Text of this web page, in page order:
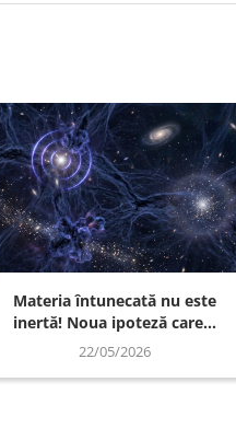
Materia întunecată nu este
inertă! Noua ipoteză care...
22/05/2026